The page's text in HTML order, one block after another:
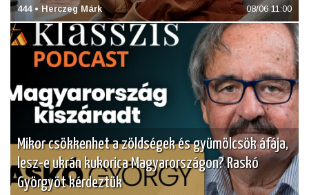
444 • Herczeg Márk 08/06 11:00
Mikor csökkenhet a zöldségek és gyümölcsök áfája,
lesz-e ukrán kukorica Magyarországon? Raskó
Györgyöt kérdeztük